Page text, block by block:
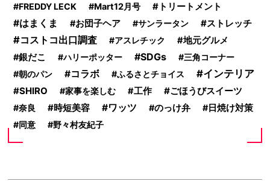
FREDDY LECK Mart12月号 トリートメント
はまくま お団子ヘア サンラータン ストレッチ
コストコ出口調査 アスレチック
地元グルメ
銀だこ
ハリーポッター SDGs
三角コーナー
朝のパン
コラボ ふるさとチョイス インテリア
SHIRO 家事を楽しむ 工作 ごほうびスイーツ
奈良 時短美容 ワッツ のっけ弁 日焼け対策
同意 野々村友紀子